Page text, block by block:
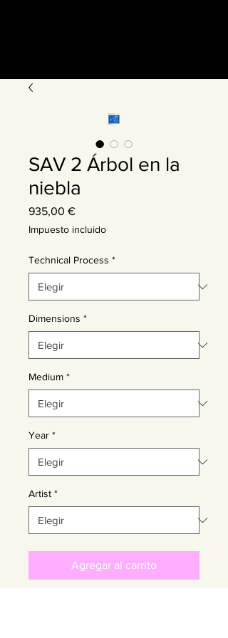
SAV 2 Árbol en la
niebla
935,00 €Precio
Impuesto incluido
Technical Process *
Dimensions *
Medium *
Year *
Artist *
Agregar al carrito